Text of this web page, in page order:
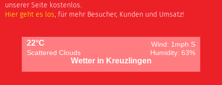
unserer Seite kostenlos.
Hier geht es los, für mehr Besucher, Kunden und Umsatz!
22°C
Wind: 1mph S
Scattered Clouds
Humidity: 63%
Wetter in Kreuzlingen